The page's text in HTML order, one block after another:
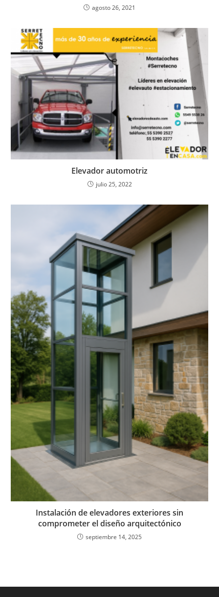
agosto 26, 2021
Elevador automotriz
julio 25, 2022
Instalación de elevadores exteriores sin
comprometer el diseño arquitectónico
septiembre 14, 2025